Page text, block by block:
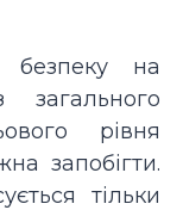
на
загального
рівня
запобігти.
тільки